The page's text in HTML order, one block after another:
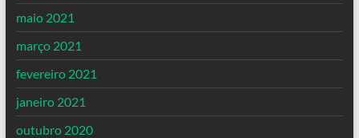
maio 2021
março 2021
fevereiro 2021
janeiro 2021
outubro 2020